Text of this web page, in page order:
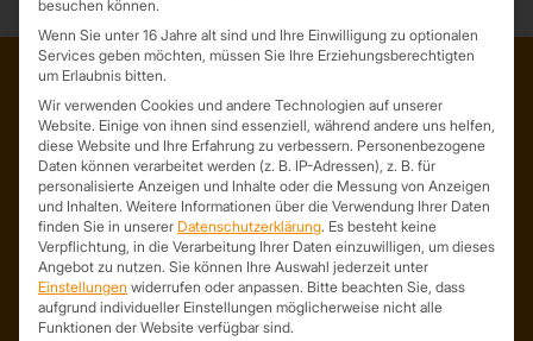
ADRESSE
Trapezprofile Deutschland
ist ein Geschäftsbereich der
On Spot Service GmbH
Söllichauer Straße 7
04356 Leipzig
Deutschland
Mail: info@trapezprofile-deutschland.de
besuchen können.
Wenn Sie unter 16 Jahre alt sind und Ihre Einwilligung zu optionalen
Services geben möchten, müssen Sie Ihre Erziehungsberechtigten
um Erlaubnis bitten.
Wir verwenden Cookies und andere Technologien auf unserer
Website. Einige von ihnen sind essenziell, während andere uns helfen,
diese Website und Ihre Erfahrung zu verbessern. Personenbezogene
Daten können verarbeitet werden (z. B. IP-Adressen), z. B. für
personalisierte Anzeigen und Inhalte oder die Messung von Anzeigen
und Inhalten. Weitere Informationen über die Verwendung Ihrer Daten
finden Sie in unserer Datenschutzerklärung. Es besteht keine
Verpflichtung, in die Verarbeitung Ihrer Daten einzuwilligen, um dieses
Angebot zu nutzen. Sie können Ihre Auswahl jederzeit unter
Einstellungen widerrufen oder anpassen. Bitte beachten Sie, dass
aufgrund individueller Einstellungen möglicherweise nicht alle
Funktionen der Website verfügbar sind.